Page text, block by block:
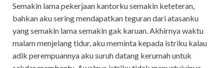
Semakin lama pekerjaan kantorku semakin keteteran,
bahkan aku sering mendapatkan teguran dari atasanku
yang semakin lama semakin gak karuan. Akhirnya waktu
malam menjelang tidur, aku meminta kepada istriku kalau
adik perempuannya aku suruh datang kerumah untuk